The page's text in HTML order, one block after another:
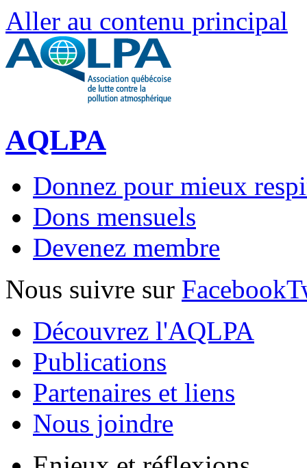
Aller au contenu principal
AQLPA
Donnez pour mieux
Dons mensuels
Devenez membre
Nous suivre sur Facebook
Découvrez l'AQLPA
Publications
Partenaires et liens
Nous joindre